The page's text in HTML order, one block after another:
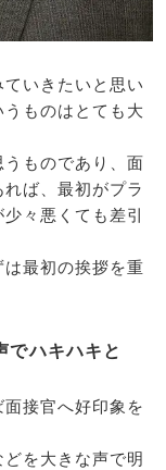
いきたいと思い
ものはとても大
ものであり、面
ば、最初がプラ
々悪くても差引
最初の挨拶を重
でハキハキと
接官へ好印象を
を大きな声で明